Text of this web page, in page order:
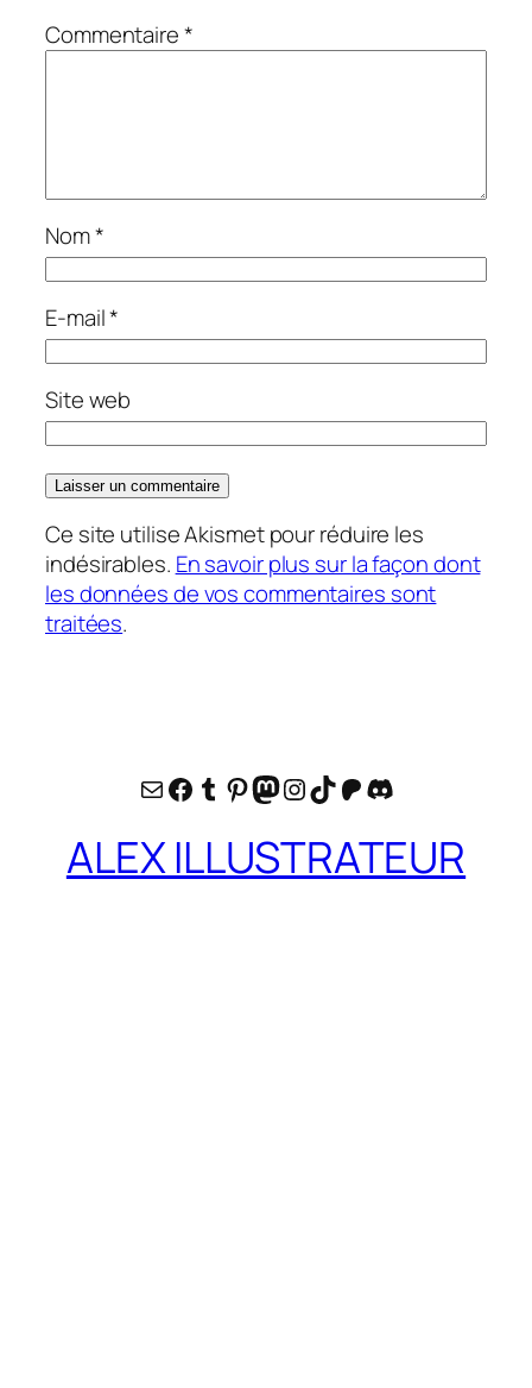
Commentaire*
Nom*
E-mail*
Site web
Ce site utilise Akismet pour réduire les
indésirables. En savoir plus sur la façon dont
les données de vos commentaires sont
traitées.
E-mailFacebook
Tumblr
Pinterest
Mastodon
Instagram
TikTok
Patreon
Discord
ALEX ILLUSTRATEUR